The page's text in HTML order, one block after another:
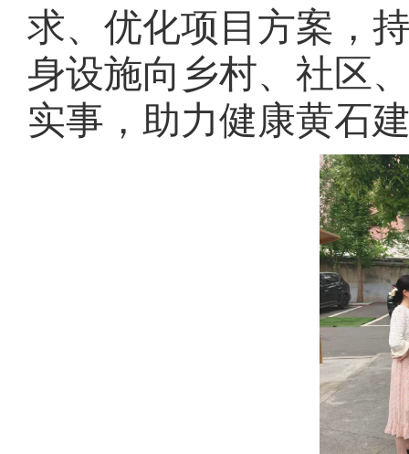
求、优化项目方案，
身设施向乡村、社区
实事，助力健康黄石